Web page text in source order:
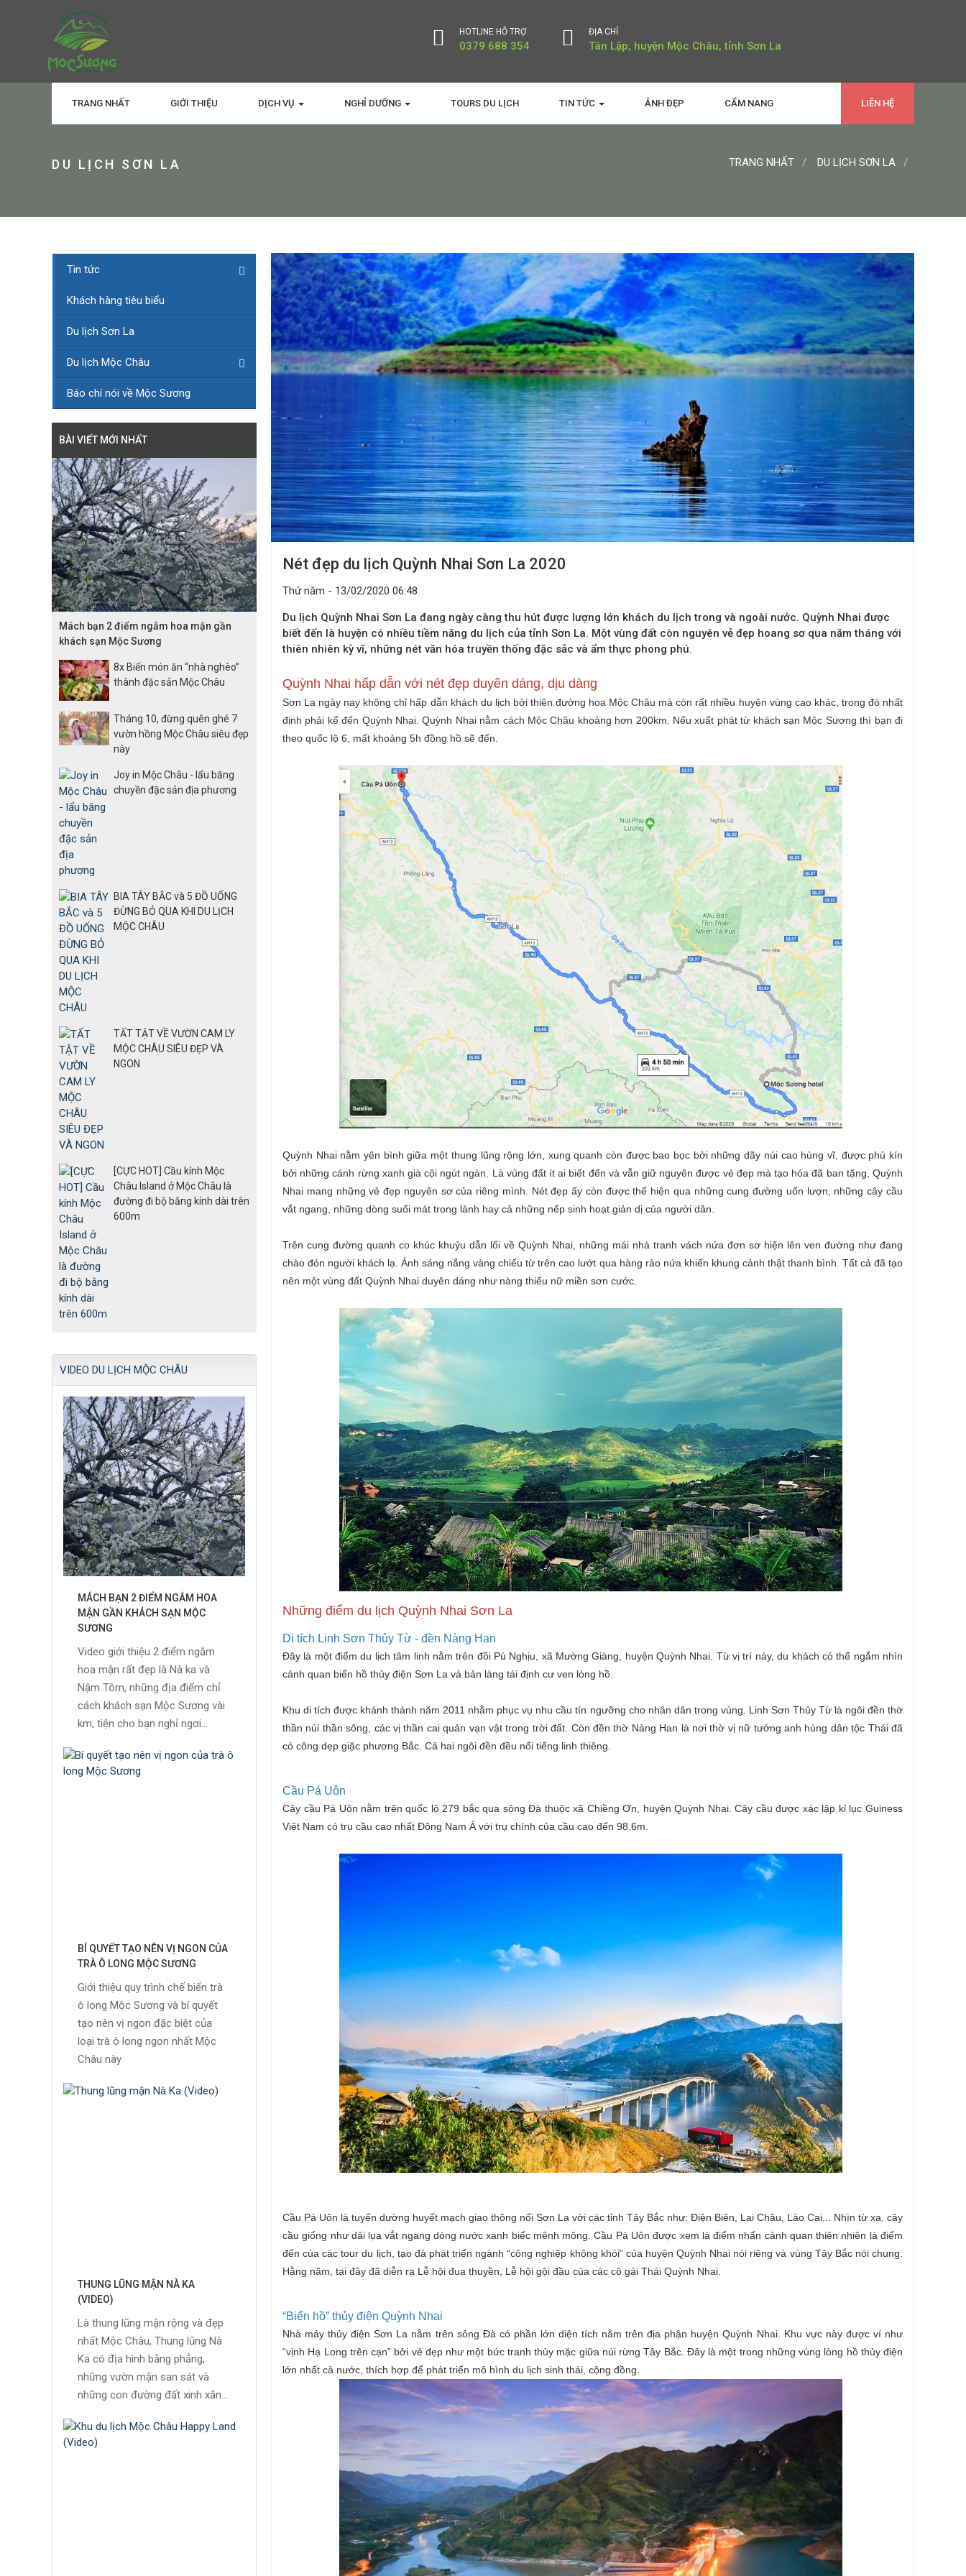
HOTLINE HỖ TRỢ
0379 688 354
ĐỊA CHỈ
Tân Lập, huyện Mộc Châu, tỉnh Sơn La
TRANG NHẤT GIỚI THIỆU DỊCH VỤ NGHỈ DƯỠNG TOURS DU LỊCH TIN TỨC ẢNH ĐẸP LIÊN HỆ
CẨM NANG
DU LỊCH SƠN LA TRANG NHẤT DU LỊCH SƠN LA
Nét đẹp du lịch Quỳnh Nhai Sơn La 2020
Thứ năm - 13/02/2020 06:48
Du lịch Quỳnh Nhai Sơn La đang ngày càng thu hút được lượng lớn khách du lịch trong và ngoài nước. Quỳnh Nhai được
biết đến là huyện có nhiều tiềm năng du lịch của tỉnh Sơn La. Một vùng đất còn nguyên vẻ đẹp hoang sơ qua năm tháng với
thiên nhiên kỳ vĩ, những nét văn hóa truyền thống đặc sắc và ẩm thực phong phú.
Quỳnh Nhai hấp dẫn với nét đẹp duyên dáng, dịu dàng
Sơn La ngày nay không chỉ hấp dẫn khách du lịch bởi thiên đường hoa Mộc Châu mà còn rất nhiều huyện vùng cao khác, trong đó nhất
định phải kể đến Quỳnh Nhai. Quỳnh Nhai nằm cách Mộc Châu khoảng hơn 200km. Nếu xuất phát từ khách sạn Mộc Sương thì bạn đi
theo quốc lộ 6, mất khoảng 5h đồng hồ sẽ đến.
Quỳnh Nhai nằm yên bình giữa một thung lũng rộng lớn, xung quanh còn được bao bọc bởi những dãy núi cao hùng vĩ, được phủ kín
bởi những cánh rừng xanh già cội ngút ngàn. Là vùng đất ít ai biết đến và vẫn giữ nguyên được vẻ đẹp mà tạo hóa đã ban tặng, Quỳnh
Nhai mang những vẻ đẹp nguyên sơ của riêng mình. Nét đẹp ấy còn được thể hiện qua những cung đường uốn lượn, những cây cầu
vắt ngang, những dòng suối mát trong lành hay cả những nếp sinh hoạt giản dị của người dân.
Trên cung đường quanh co khúc khuỷu dẫn lối về Quỳnh Nhai, những mái nhà tranh vách nứa đơn sơ hiện lên ven đường như đang
chào đón người khách lạ. Ánh sáng nắng vàng chiếu từ trên cao lướt qua hàng rào nứa khiến khung cảnh thật thanh bình. Tất cả đã tạo
nên một vùng đất Quỳnh Nhai duyên dáng như nàng thiếu nữ miền sơn cước.
Những điểm du lịch Quỳnh Nhai Sơn La
Di tích Linh Sơn Thủy Từ - đền Nàng Han
Đây là một điểm du lịch tâm linh nằm trên đồi Pú Nghịu, xã Mường Giàng, huyện Quỳnh Nhai. Từ vị trí này, du khách có thể ngắm nhìn
cảnh quan biển hồ thủy điện Sơn La và bản làng tái định cư ven lòng hồ.
Khu di tích được khánh thành năm 2011 nhằm phục vụ nhu cầu tín ngưỡng cho nhân dân trong vùng. Linh Sơn Thủy Từ là ngôi đền thờ
thần núi thần sông, các vị thần cai quản vạn vật trong trời đất. Còn đền thờ Nàng Han là nơi thờ vị nữ tướng anh hùng dân tộc Thái đã
có công dẹp giặc phương Bắc. Cả hai ngôi đền đều nổi tiếng linh thiêng.
Cầu Pá Uôn
Cây cầu Pá Uôn nằm trên quốc lộ 279 bắc qua sông Đà thuộc xã Chiềng Ơn, huyện Quỳnh Nhai. Cây cầu được xác lập kỉ lục Guiness
Việt Nam có trụ cầu cao nhất Đông Nam Á với trụ chính của cầu cao đến 98.6m.
Cầu Pá Uôn là tuyến dường huyết mạch giao thông nối Sơn La với các tỉnh Tây Bắc như: Điện Biên, Lai Châu, Lào Cai... Nhìn từ xa, cây
cầu giống như dải lụa vắt ngang dòng nước xanh biếc mênh mông. Cầu Pá Uôn được xem là điểm nhấn cảnh quan thiên nhiên là điểm
đến của các tour du lịch, tạo đà phát triển ngành “công nghiệp không khói” của huyện Quỳnh Nhai nói riêng và vùng Tây Bắc nói chung.
Hằng năm, tại đây đã diễn ra Lễ hội đua thuyền, Lễ hội gội đầu của các cô gái Thái Quỳnh Nhai.
“Biển hồ” thủy điện Quỳnh Nhai
Nhà máy thủy điện Sơn La nằm trên sông Đà có phần lớn diện tích nằm trên địa phận huyện Quỳnh Nhai. Khu vực này được ví như
“vịnh Hạ Long trên cạn” bởi vẻ đẹp như một bức tranh thủy mặc giữa núi rừng Tây Bắc. Đây là một trong những vùng lòng hồ thủy điện
lớn nhất cả nước, thích hợp để phát triển mô hình du lịch sinh thái, cộng đồng.
Tin tức
Khách hàng tiêu biểu
Du lịch Sơn La
Du lịch Mộc Châu
Báo chí nói về Mộc Sương
BÀI VIẾT MỚI NHẤT
Mách bạn 2 điểm ngắm hoa mận gần
khách sạn Mộc Sương
8x Biến món ăn “nhà nghèo”
thành đặc sản Mộc Châu
Tháng 10, đừng quên ghé 7
vườn hồng Mộc Châu siêu đẹp
này
Joy in Mộc Châu - lẩu băng
chuyền đặc sản địa phương
BIA TÂY BẮC và 5 ĐỒ UỐNG
ĐỪNG BỎ QUA KHI DU LỊCH
MỘC CHÂU
TẤT TẬT VỀ VƯỜN CAM LY
MỘC CHÂU SIÊU ĐẸP VÀ
NGON
[CỰC HOT] Cầu kính Mộc
Châu Island ở Mộc Châu là
đường đi bộ bằng kính dài trên
600m
VIDEO DU LỊCH MỘC CHÂU
MÁCH BẠN 2 ĐIỂM NGẮM HOA
MẬN GẦN KHÁCH SẠN MỘC
SƯƠNG
Video giới thiệu 2 điểm ngắm
hoa mận rất đẹp là Nà ka và
Nậm Tôm, những địa điểm chỉ
cách khách sạn Mộc Sương vài
km, tiện cho bạn nghỉ ngơi...
BÍ QUYẾT TẠO NÊN VỊ NGON CỦA
TRÀ Ô LONG MỘC SƯƠNG
Giới thiệu quy trình chế biến trà
ô long Mộc Sương và bí quyết
tạo nên vị ngon đặc biệt của
loại trà ô long ngon nhất Mộc
Châu này
THUNG LŨNG MẬN NÀ KA
(VIDEO)
Là thung lũng mận rộng và đẹp
nhất Mộc Châu, Thung lũng Nà
Ka có địa hình bằng phẳng,
những vườn mận san sát và
những con đường đất xinh xắn...